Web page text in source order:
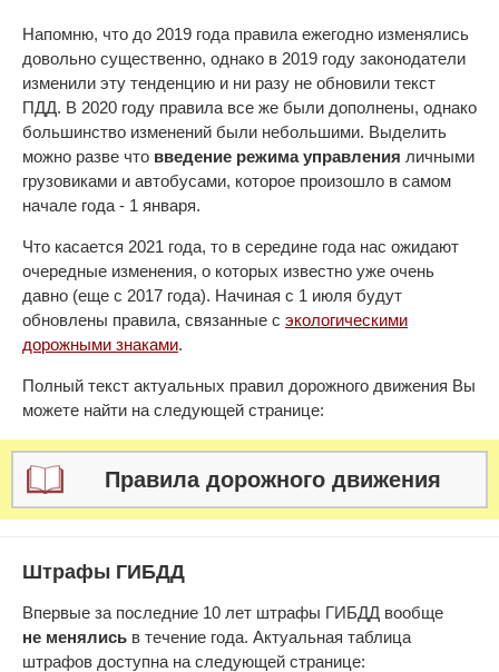
Напомню, что до 2019 года правила ежегодно изменялись
довольно существенно, однако в 2019 году законодатели
изменили эту тенденцию и ни разу не обновили текст
ПДД. В 2020 году правила все же были дополнены, однако
большинство изменений были небольшими. Выделить
можно разве что введение режима управления личными
грузовиками и автобусами, которое произошло в самом
начале года - 1 января.
Что касается 2021 года, то в середине года нас ожидают
очередные изменения, о которых известно уже очень
давно (еще с 2017 года). Начиная с 1 июля будут
обновлены правила, связанные с экологическими
дорожными знаками.
Полный текст актуальных правил дорожного движения Вы
можете найти на следующей странице:
Правила дорожного движения
Штрафы ГИБДД
Впервые за последние 10 лет штрафы ГИБДД вообще
не менялись в течение года. Актуальная таблица
штрафов доступна на следующей странице: